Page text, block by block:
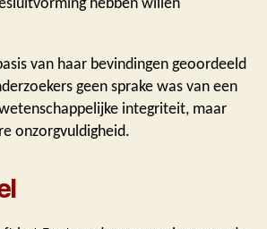
van haar bevindingen geoordeeld
geen sprake was van een
integriteit, maar
onzorgvuldigheid.